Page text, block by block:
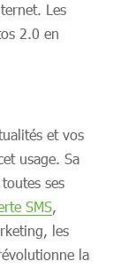
Les
2.0 en
et vos
usage. Sa
ses
SMS,
les
la